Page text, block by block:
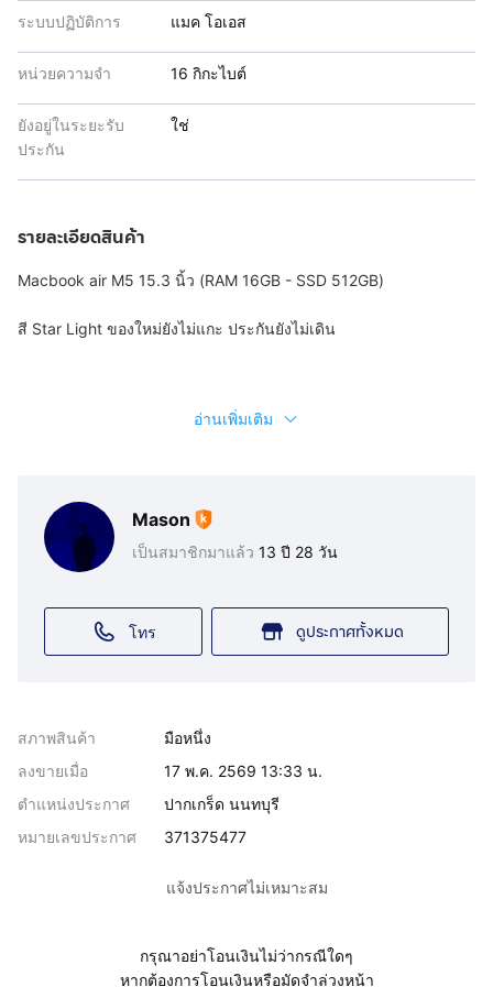
ระบบปฏิบัติการ แมค โอเอส
หน่วยความจำ 16 กิกะไบต์
ยังอยู่ในระยะรับ
ประกัน
ใช่
รายละเอียดสินค้า
Macbook air M5 15.3 นิ้ว (RAM 16GB - SSD 512GB)
สี Star Light ของใหม่ยังไม่แกะ ประกันยังไม่เดิน
อ่านเพิ่มเติม
Mason
เป็นสมาชิกมาแล้ว 13 ปี 28 วัน
โทร ดูประกาศทั้งหมด
สภาพสินค้า
มือหนึ่ง
ลงขายเมื่อ
17 พ.ค. 2569 13:33 น.
ตำแหน่งประกาศ
ปากเกร็ด นนทบุรี
หมายเลขประกาศ
371375477
แจ้งประกาศไม่เหมาะสม
กรุณาอย่าโอนเงินไม่ว่ากรณีใดๆ
หากต้องการโอนเงินหรือมัดจำล่วงหน้า